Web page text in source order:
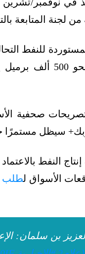
للنفط
أعقاب قرار روسيا
صحفية
سيظل مستمرًا
النفط
الأسواق لطلب
بن سلمان: